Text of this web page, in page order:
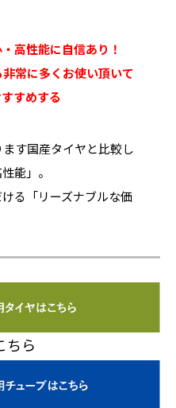
高性能に自信あり！
常に多くお使い頂いて
すめする
す国産タイヤと比較し
能」。
る「リーズナブルな価
ちら